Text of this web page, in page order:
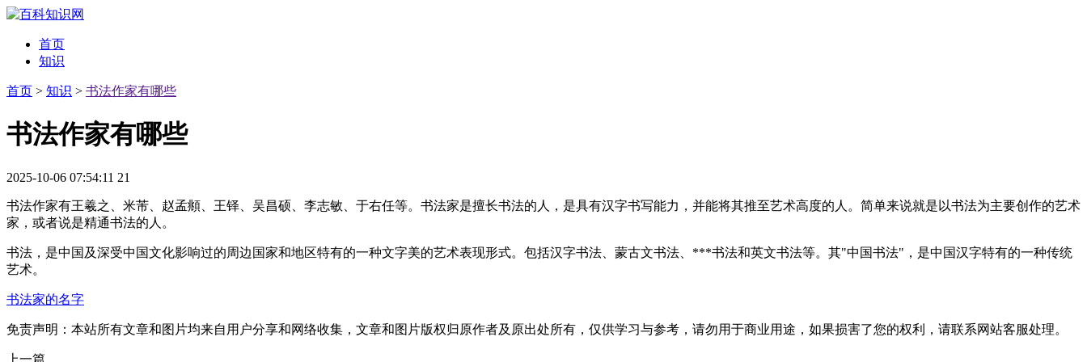
首页
知识
首页 > 知识 > 书法作家有哪些
书法作家有哪些
2025-10-06 07:54:11 21
书法作家有王羲之、米芾、赵孟頫、王铎、吴昌硕、李志敏、于右任等。书法家是擅长书法的人，是具有汉字书写能力，并能将其推至艺术高度的人。简单来说就是以书法为主要创作的艺术
家，或者说是精通书法的人。
书法，是中国及深受中国文化影响过的周边国家和地区特有的一种文字美的艺术表现形式。包括汉字书法、蒙古文书法、***书法和英文书法等。其"中国书法"，是中国汉字特有的一种传统
艺术。
书法家的名字
免责声明：本站所有文章和图片均来自用户分享和网络收集，文章和图片版权归原作者及原出处所有，仅供学习与参考，请勿用于商业用途，如果损害了您的权利，请联系网站客服处理。
上一篇